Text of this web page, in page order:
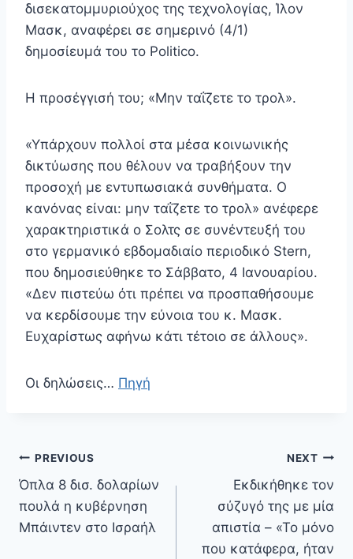
δισεκατομμυριούχος της τεχνολογίας, Ίλον
Μασκ, αναφέρει σε σημερινό (4/1)
δημοσίευμά του το Politico.
Η προσέγγισή του; «Μην ταΐζετε το τρολ».
«Υπάρχουν πολλοί στα μέσα κοινωνικής
δικτύωσης που θέλουν να τραβήξουν την
προσοχή με εντυπωσιακά συνθήματα. Ο
κανόνας είναι: μην ταΐζετε το τρολ» ανέφερε
χαρακτηριστικά ο Σολτς σε συνέντευξή του
στο γερμανικό εβδομαδιαίο περιοδικό Stern,
που δημοσιεύθηκε το Σάββατο, 4 Ιανουαρίου.
«Δεν πιστεύω ότι πρέπει να προσπαθήσουμε
να κερδίσουμε την εύνοια του κ. Μασκ.
Ευχαρίστως αφήνω κάτι τέτοιο σε άλλους».
Οι δηλώσεις… Πηγή
Πλοήγηση
άρθρων
PREVIOUS
Όπλα 8 δισ. δολαρίων
πουλά η κυβέρνηση
Μπάιντεν στο Ισραήλ
NEXT
Εκδικήθηκε τον
σύζυγό της με μία
απιστία – «Το μόνο
που κατάφερα, ήταν